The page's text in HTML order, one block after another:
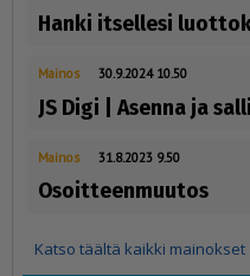
Hanki itsellesi
Mainos 30.9.2024 10.50
JS Digi | Asenna ja
Mainos 31.8.2023 9.50
Osoitteenmuutos
Katso täältä kaikki mainokset